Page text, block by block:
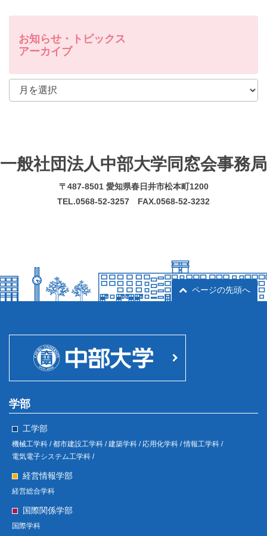
お知らせ・トピックス
アーカイブ
一般社団法人中部大学同窓会事務局
〒487-8501 愛知県春日井市松本町1200
TEL.0568-52-3257 FAX.0568-52-3232
ページの先頭へ
学部
工学部
機械工学科 / 都市建設工学科 / 建築学科 / 応用化学科 / 情報工学科 /
電気電子システム工学科 /
経営情報学部
経営総合学科
国際関係学部
国際学科